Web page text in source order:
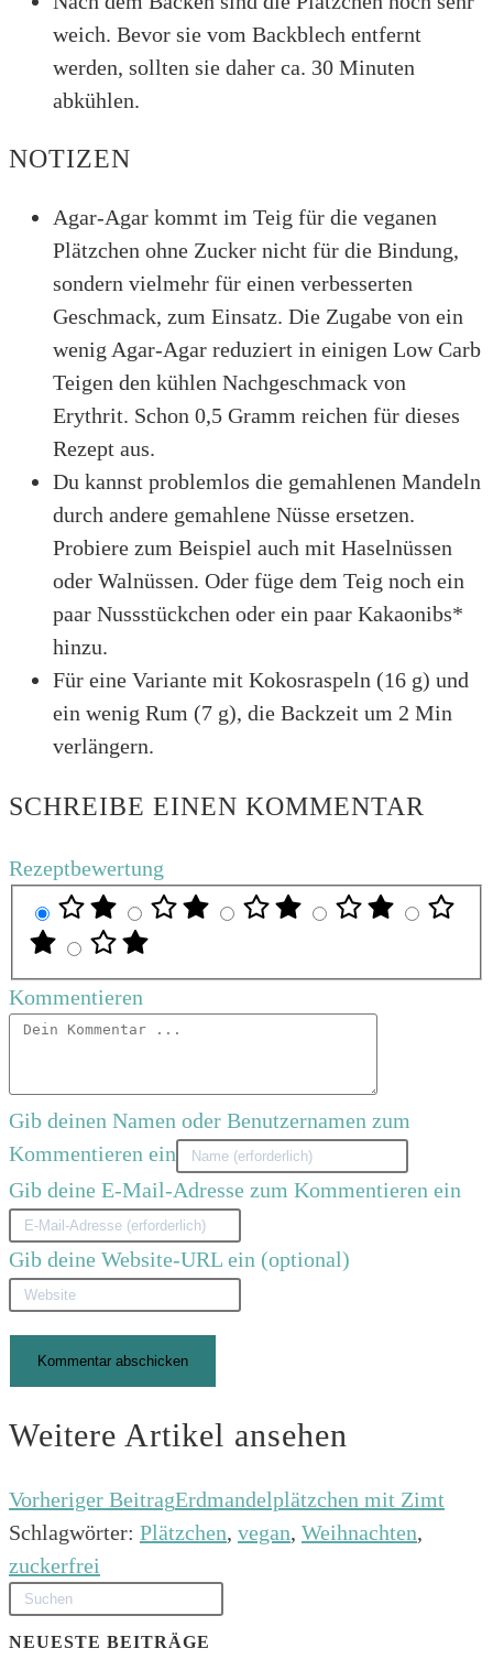
weich. Bevor sie vom Backblech entfernt
werden, sollten sie daher ca. 30 Minuten
abkühlen.
NOTIZEN
Agar-Agar kommt im Teig für die veganen
Plätzchen ohne Zucker nicht für die Bindung,
sondern vielmehr für einen verbesserten
Geschmack, zum Einsatz. Die Zugabe von ein
wenig Agar-Agar reduziert in einigen Low Carb
Teigen den kühlen Nachgeschmack von
Erythrit. Schon 0,5 Gramm reichen für dieses
Rezept aus.
Du kannst problemlos die gemahlenen Mandeln
durch andere gemahlene Nüsse ersetzen.
Probiere zum Beispiel auch mit Haselnüssen
oder Walnüssen. Oder füge dem Teig noch ein
paar Nussstückchen oder ein paar Kakaonibs*
hinzu.
Für eine Variante mit Kokosraspeln (16 g) und
ein wenig Rum (7 g), die Backzeit um 2 Min
verlängern.
SCHREIBE EINEN KOMMENTAR
Rezeptbewertung
Kommentieren
Gib deinen Namen oder Benutzernamen zum
Kommentieren ein
Gib deine E-Mail-Adresse zum Kommentieren ein
Gib deine Website-URL ein (optional)
Weitere Artikel ansehen
Vorheriger BeitragErdmandelplätzchen mit Zimt
Schlagwörter: Plätzchen, vegan, Weihnachten,
zuckerfrei
NEUESTE BEITRÄGE